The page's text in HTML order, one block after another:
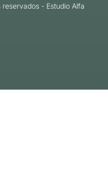
reservados - Estudio Alfa